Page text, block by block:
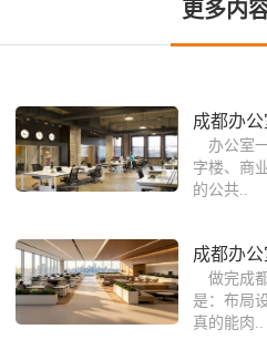
更多内
办公室
字楼、商
的公共..
做完成
是：布局
真的能肉..